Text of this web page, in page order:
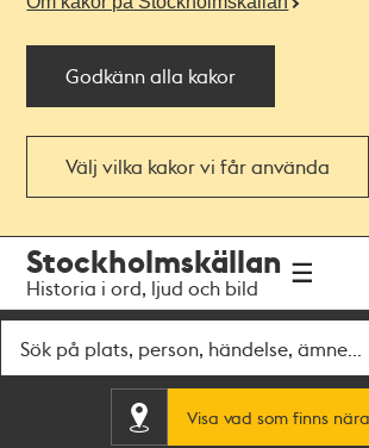
Godkänn alla kakor
Välj vilka kakor vi får använda
navigationen
huvudinnehållet
Stockholmskällan
Historia i ord, ljud och bild
Visa vad som finns